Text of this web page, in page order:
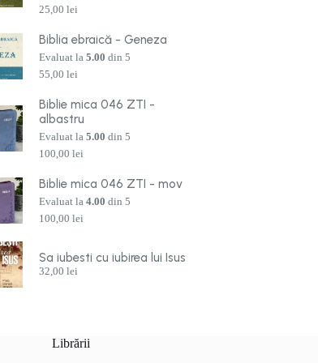
25,00lei
Biblia ebraică - Geneza
Evaluat la5.00 din 5
55,00lei
Biblie mica 046 ZTI -
albastru
Evaluat la5.00 din 5
100,00lei
Biblie mica 046 ZTI - mov
Evaluat la4.00 din 5
100,00lei
Sa iubesti cu iubirea lui Isus
32,00lei
Librării